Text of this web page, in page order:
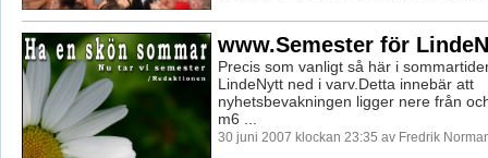
www.Semester för
Precis som vanligt så här i
LindeNytt ned i varv.Detta innebär att
nyhetsbevakningen ligger nere från
m6 ...
30 juni 2007 klockan 23:35 av Fredrik